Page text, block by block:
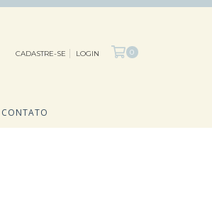
CADASTRE-SE LOGIN 0
CONTATO